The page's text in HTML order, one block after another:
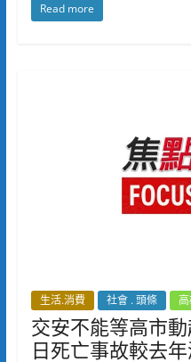
Read more
生活.消費 社會 . 頭條
交安不能等高市
日死亡事故較去